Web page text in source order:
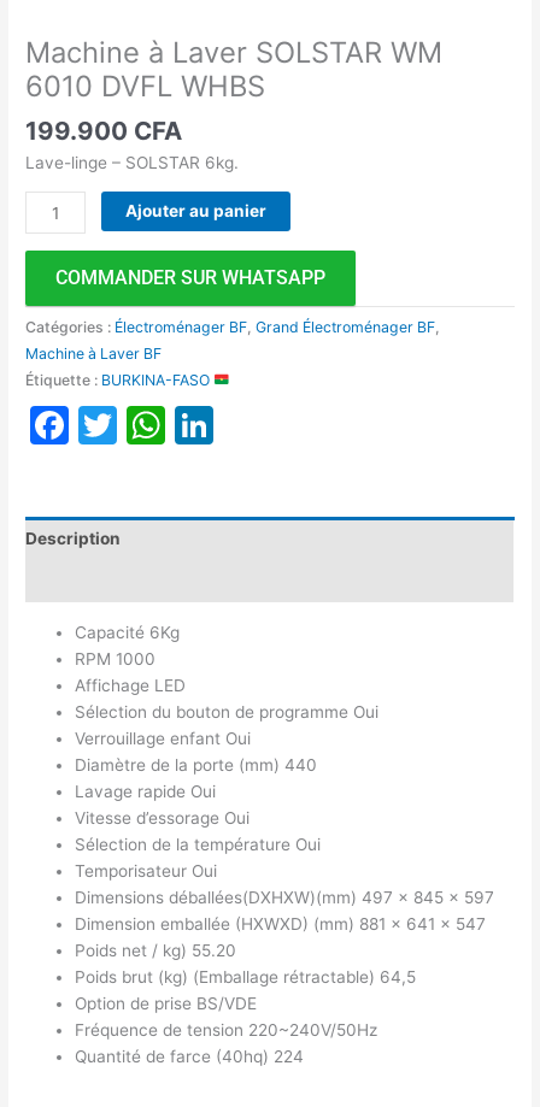
Machine à Laver SOLSTAR WM
6010 DVFL WHBS
199.900 CFA
Lave-linge – SOLSTAR 6kg.
Ajouter au panier
COMMANDER SUR WHATSAPP
Catégories : Électroménager BF,Grand Électroménager BF,
Machine à Laver BF
Étiquette : BURKINA-FASO
Facebook
TwitterWhatsApp
Description
Capacité 6Kg
RPM 1000
Affichage LED
Sélection du bouton de programme Oui
Verrouillage enfant Oui
Diamètre de la porte (mm) 440
Lavage rapide Oui
Vitesse d’essorage Oui
Sélection de la température Oui
Temporisateur Oui
Dimensions déballées(DXHXW)(mm) 497 x 845 x 597
Dimension emballée (HXWXD) (mm) 881 x 641 x 547
Poids net / kg) 55.20
Poids brut (kg) (Emballage rétractable) 64,5
Option de prise BS/VDE
Fréquence de tension 220~240V/50Hz
Quantité de farce (40hq) 224